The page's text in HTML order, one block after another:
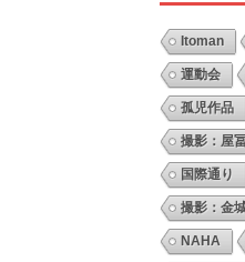
Itoman
運動会
孤児作品
撮影：屋
国際通り
撮影：金
NAHA